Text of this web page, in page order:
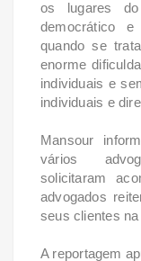
os lugares
democrático
quando se
enorme
individuais e
individuais e
Mansour
vários
solicitaram
advogados
seus clientes
A reportagem